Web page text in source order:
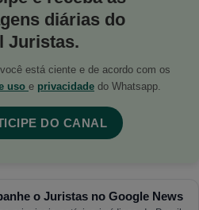
diárias do
Juristas.
está ciente e de acordo com os
uso e privacidade do Whatsapp.
DO CANAL
o Juristas no Google News